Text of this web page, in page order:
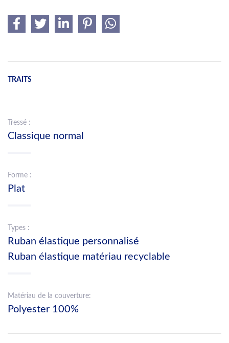
TRAITS
Tressé :
Classique normal
Forme :
Plat
Types :
Ruban élastique personnalisé
Ruban élastique matériau recyclable
Matériau de la couverture:
Polyester 100%